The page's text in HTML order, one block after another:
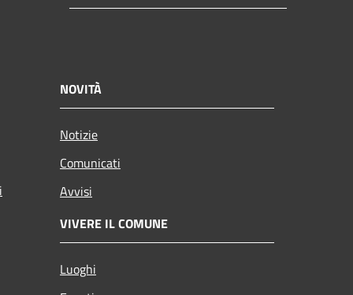
NOVITÀ
Notizie
Comunicati
Avvisi
VIVERE IL COMUNE
Luoghi